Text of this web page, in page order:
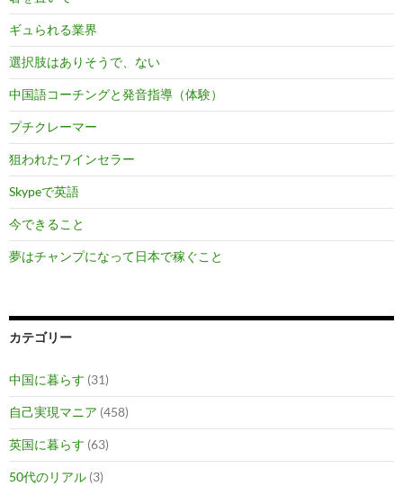
ギュられる業界
選択肢はありそうで、ない
中国語コーチングと発音指導（体験）
プチクレーマー
狙われたワインセラー
Skypeで英語
今できること
夢はチャンプになって日本で稼ぐこと
カテゴリー
中国に暮らす (31)
自己実現マニア (458)
英国に暮らす (63)
50代のリアル (3)